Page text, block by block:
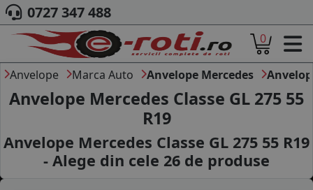
ACASA
DESPRE NOI
ANVELOPE
AUTO
CAMION
MOTO
AGROINDUSTRIALE
CAUTARE DUPA
0727 347 488
0
Anvelope Marca Auto Anvelope Mercedes
Anvelope Mercedes Classe GL 275 55
R19
Anvelope Mercedes Classe GL 275 55 R19
- Alege din cele 26 de produse